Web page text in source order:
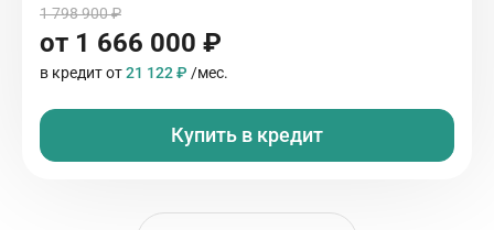
1 798 900 ₽
от 1 666 000 ₽
в кредит от21 122 ₽ /мес.
Купить в кредит